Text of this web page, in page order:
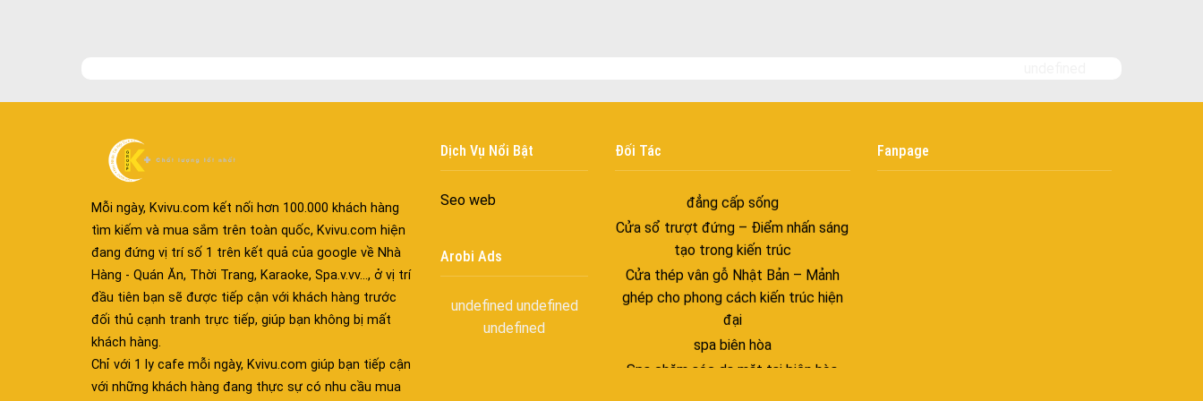
Mỗi ngày, Kvivu.com kết nối hơn 100.000 khách hàng
tìm kiếm và mua sắm trên toàn quốc, Kvivu.com hiện
đang đứng vị trí số 1 trên kết quả của google về Nhà
Hàng - Quán Ăn, Thời Trang, Karaoke, Spa.v.vv..., ở vị trí
đầu tiên bạn sẽ được tiếp cận với khách hàng trước
đối thủ cạnh tranh trực tiếp, giúp bạn không bị mất
khách hàng.
Chỉ với 1 ly cafe mỗi ngày, Kvivu.com giúp bạn tiếp cận
với những khách hàng đang thực sự có nhu cầu mua
Dịch Vụ Nổi Bật
Seo web
Arobi Ads
undefined undefined
undefined
Đối Tác
Cửa sổ trượt đứng – Điểm nhấn sáng
tạo trong kiến trúc
Cửa thép vân gỗ Nhật Bản – Mảnh
ghép cho phong cách kiến trúc hiện
đại
spa biên hòa
Spa chăm sóc da mặt tại biên hòa
Fanpage